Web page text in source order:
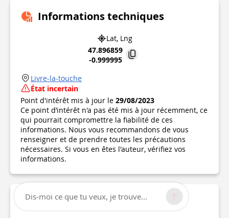
Informations techniques
Lat, Lng
47.896859
-0.999995
Livre-la-touche
État incertain
Point d'intérêt mis à jour le 29/08/2023
Ce point d’intérêt n'a pas été mis à jour récemment, ce
qui pourrait compromettre la fiabilité de ces
informations. Nous vous recommandons de vous
renseigner et de prendre toutes les précautions
nécessaires. Si vous en êtes l'auteur, vérifiez vos
informations.
Dis-moi ce que tu veux, je trouve...